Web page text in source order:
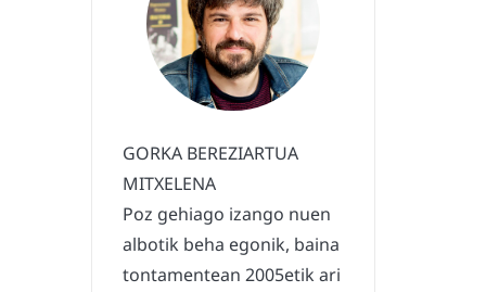
GORKA BEREZIARTUA
MITXELENA
Poz gehiago izango nuen
albotik beha egonik, baina
tontamentean 2005etik ari